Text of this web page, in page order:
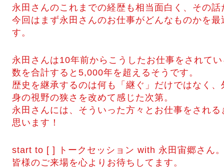
永田さんのこれまでの経歴も相当面白く、その
今回はまず永田さんのお仕事がどんなものかを
す。
永田さんは10年前からこうしたお仕事をされて
数を合計すると5,000年を超えるそうです。
歴史を継承するのは何も「継ぐ」だけではなく
身の視野の狭さを改めて感じた次第。
永田さんには、そういった方々とお仕事をされ
思います！
start to [ ] トークセッション with 永田宙郷さん
皆様のご来場を心よりお待ちしてます。